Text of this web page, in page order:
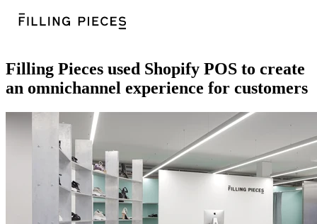
Filling Pieces used Shopify POS to create
an omnichannel experience for customers